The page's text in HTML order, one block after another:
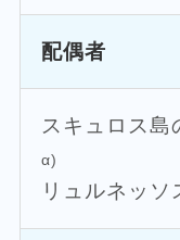
配偶者
スキュロス島
α)
リュルネッソ